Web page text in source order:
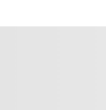
de final da Copa
na Copa do Brasil
do Brasil e